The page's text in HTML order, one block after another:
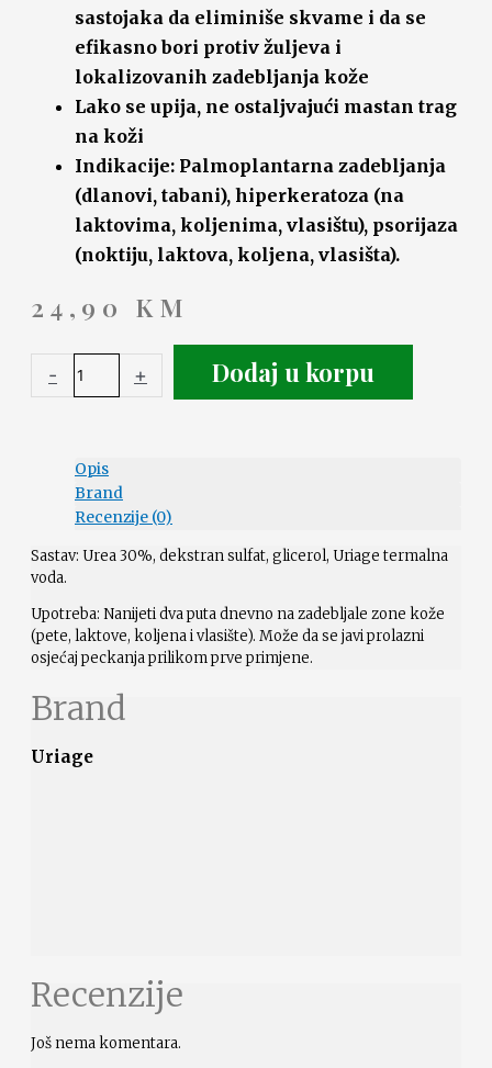
sastojaka da eliminiše skvame i da se
efikasno bori protiv žuljeva i
lokalizovanih zadebljanja kože
Lako se upija, ne ostaljvajući mastan trag
na koži
Indikacije: Palmoplantarna zadebljanja
(dlanovi, tabani), hiperkeratoza (na
laktovima, koljenima, vlasištu), psorijaza
(noktiju, laktova, koljena, vlasišta).
24,90 KM
- + Dodaj u korpu
Opis
Brand
Recenzije (0)
Sastav: Urea 30%, dekstran sulfat, glicerol, Uriage termalna
voda.
Upotreba: Nanijeti dva puta dnevno na zadebljale zone kože
(pete, laktove, koljena i vlasište). Može da se javi prolazni
osjećaj peckanja prilikom prve primjene.
Brand
Uriage
Recenzije
Još nema komentara.